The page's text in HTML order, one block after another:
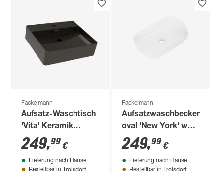
Fackelmann
Aufsatz-Waschtisch
'Vita' Keramik
schwarz 50 x 13 x 42
cm
249,99 €
Lieferung nach Hause
Bestellbar in Troisdorf
Fackelmann
Aufsatzwaschbecken
oval 'New York' weiß
50,5 x 12 x 31,5 cm
249,99 €
Lieferung nach Hause
Bestellbar in Troisdorf